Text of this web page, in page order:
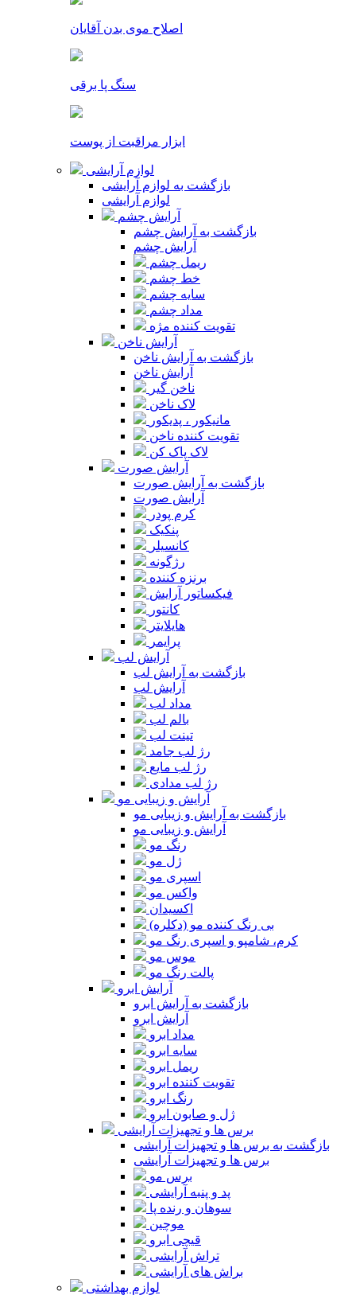
اصلاح موی بدن آقایان
سنگ پا برقی
ابزار مراقبت از پوست
لوازم آرایشی
بازگشت به لوازم آرایشی
لوازم آرایشی
آرایش چشم
بازگشت به آرایش چشم
آرایش چشم
ریمل چشم
خط چشم
سایه چشم
مداد چشم
تقویت کننده مژه
آرایش ناخن
بازگشت به آرایش ناخن
آرایش ناخن
ناخن گیر
لاک ناخن
مانیکور ، پدیکور
تقویت کننده ناخن
لاک پاک کن
آرایش صورت
بازگشت به آرایش صورت
آرایش صورت
کرم پودر
پنکیک
کانسیلر
رژگونه
برنزه کننده
فیکساتور آرایش
کانتور
هایلایتر
پرایمر
آرایش لب
بازگشت به آرایش لب
آرایش لب
مداد لب
بالم لب
تینت لب
رژ لب جامد
رژ لب مایع
رژ لب مدادی
آرایش و زیبایی مو
بازگشت به آرایش و زیبایی مو
آرایش و زیبایی مو
رنگ مو
ژل مو
اسپری مو
واکس مو
اکسیدان
بی رنگ کننده مو (دکلره)
کرم، شامپو و اسپری رنگ مو
موس مو
پالت رنگ مو
آرایش ابرو
بازگشت به آرایش ابرو
آرایش ابرو
مداد ابرو
سایه ابرو
ریمل ابرو
تقویت کننده ابرو
رنگ ابرو
ژل و صابون ابرو
برس ها و تجهیزات آرایشی
بازگشت به برس ها و تجهیزات آرایشی
برس ها و تجهیزات آرایشی
برس مو
پد و پنبه آرایشی
سوهان و رنده پا
موچین
قیچی ابرو
تراش آرایشی
براش های آرایشی
لوازم بهداشتی